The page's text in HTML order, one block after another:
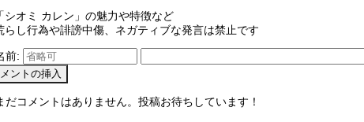
シオミ カレン」の魅力や特徴など
らし行為や誹謗中傷、ネガティブな発言は禁止です
前:
だコメントはありません。投稿お待ちしています！